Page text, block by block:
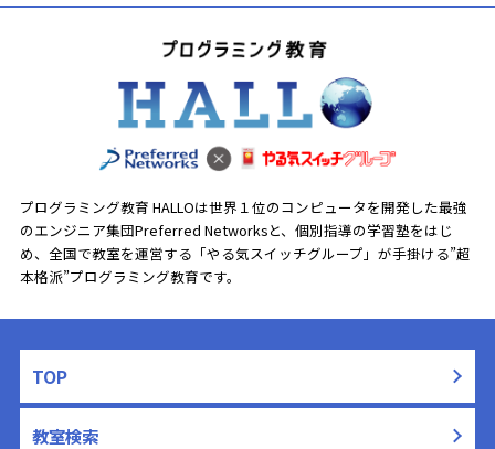
プログラミング教育 HALLOは世界１位のコンピュータを開発した最強
のエンジニア集団Preferred Networksと、 個別指導の学習塾をはじ
め、全国で教室を運営する「やる気スイッチグループ」が手掛ける”超
本格派”プログラミング教育です。
TOP
教室検索